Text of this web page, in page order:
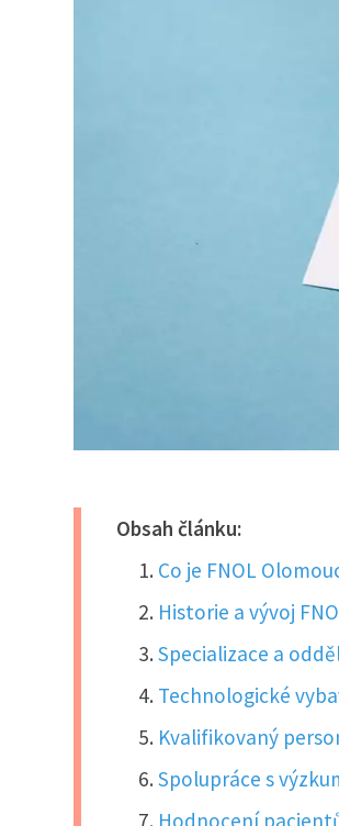
Obsah článku:
Co je FNOL
Historie a vývoj
Specializace a
Technologické
Kvalifikovaný
Spolupráce s
Hodnocení